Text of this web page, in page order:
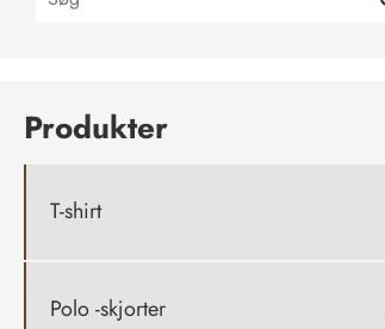
Produkter
T-shirt
Polo -skjorter